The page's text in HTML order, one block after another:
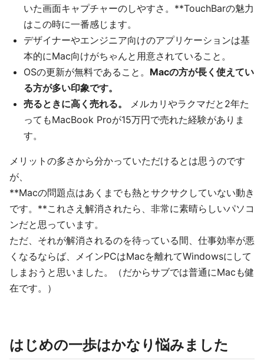
いた画面キャプチャーのしやすさ。**TouchBarの魅力
はこの時に一番感じます。
デザイナーやエンジニア向けのアプリケーションは基
本的にMac向けがちゃんと用意されていること。
OSの更新が無料であること。 Macの方が長く使えてい
る方が多い印象です。
売るときに高く売れる。
メルカリやラクマだと2年た
ってもMacBook Proが15万円で売れた経験がありま
す。
メリットの多さから分かっていただけるとは思うのです
が、
**Macの問題点はあくまでも熱とサクサクしていない動き
です。**これさえ解消されたら、非常に素晴らしいパソコ
ンだと思っています。
ただ、それが解消されるのを待っている間、仕事効率が悪
くなるならば、メインPCはMacを離れてWindowsにして
しまおうと思いました。（だからサブでは普通にMacも健
在です。）
はじめの一歩はかなり悩みました